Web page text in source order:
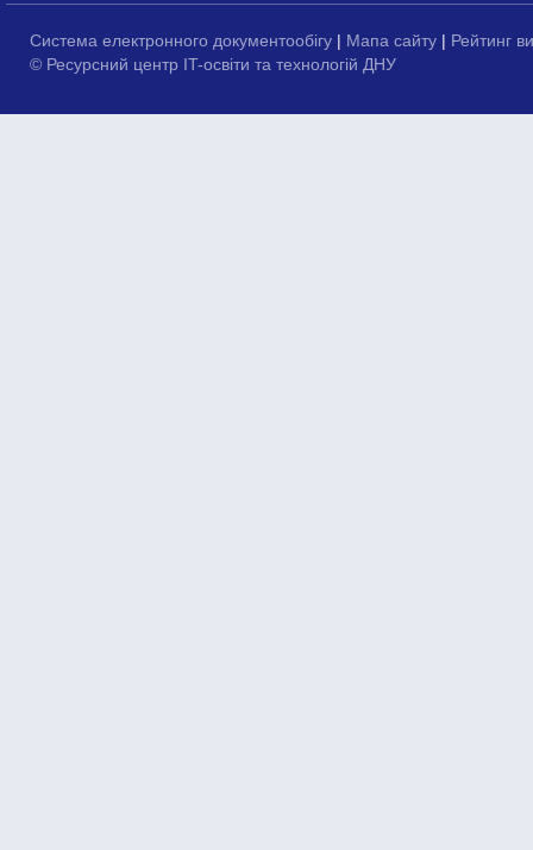
Система електронного документообігу | Мапа сайту | Рейтинг
© Ресурсний центр IT-освіти та технологій ДНУ